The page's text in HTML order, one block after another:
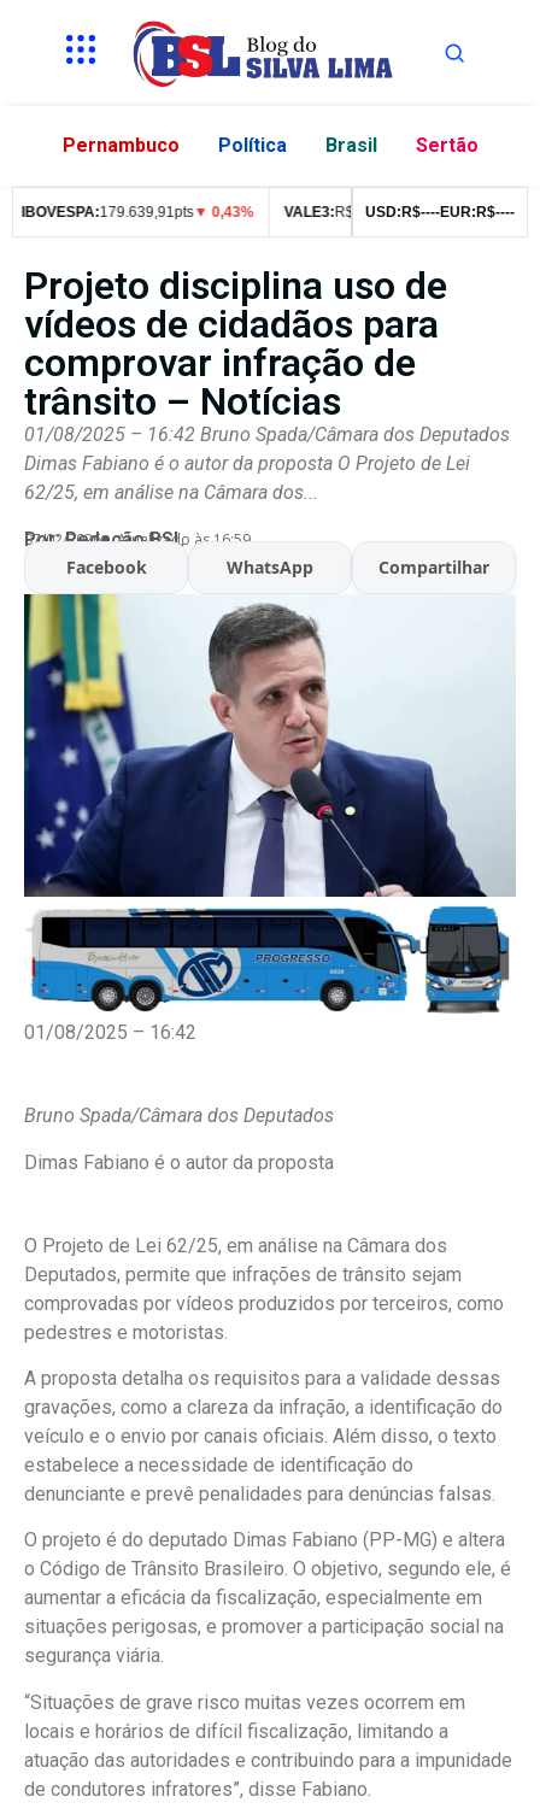
Pernambuco Política Brasil Sertão
179.639,91pts▼ 0,43% VALE3:R$76,99▼ 2,49% ITUB4:R$
USD: R$----EUR: R$----
Projeto disciplina uso de
vídeos de cidadãos para
comprovar infração de
trânsito – Notícias
01/08/2025 – 16:42 Bruno Spada/Câmara dos Deputados
Dimas Fabiano é o autor da proposta O Projeto de Lei
62/25, em análise na Câmara dos...
Por:Redação BSL
07/02/2026 Atualizado às 16:59
Facebook WhatsApp Compartilhar
01/08/2025 – 16:42
Bruno Spada/Câmara dos Deputados
Dimas Fabiano é o autor da proposta
O Projeto de Lei 62/25, em análise na Câmara dos
Deputados, permite que infrações de trânsito sejam
comprovadas por vídeos produzidos por terceiros, como
pedestres e motoristas.
A proposta detalha os requisitos para a validade dessas
gravações, como a clareza da infração, a identificação do
veículo e o envio por canais oficiais. Além disso, o texto
estabelece a necessidade de identificação do
denunciante e prevê penalidades para denúncias falsas.
O projeto é do deputado Dimas Fabiano (PP-MG) e altera
o Código de Trânsito Brasileiro. O objetivo, segundo ele, é
aumentar a eficácia da fiscalização, especialmente em
situações perigosas, e promover a participação social na
segurança viária.
“Situações de grave risco muitas vezes ocorrem em
locais e horários de difícil fiscalização, limitando a
atuação das autoridades e contribuindo para a impunidade
de condutores infratores”, disse Fabiano.